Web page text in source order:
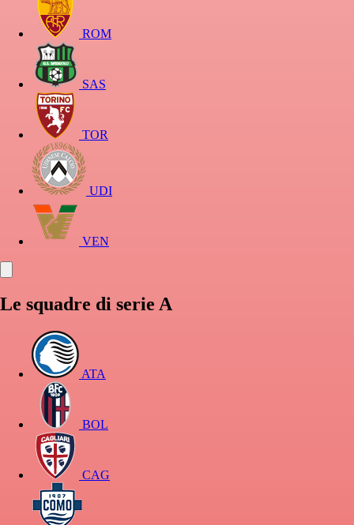
ROM
SAS
TOR
UDI
VEN
Le squadre di serie A
ATA
BOL
CAG